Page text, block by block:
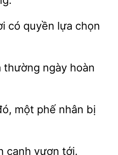
có quyền lựa
thường ngày hoàn
một nhân bị
cạnh vươn